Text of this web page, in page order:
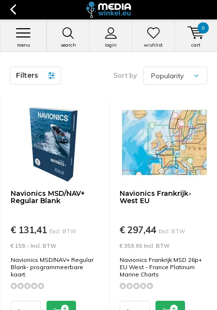
search login
menu wishlist cart
0
Filters Sort by:
Navionics MSD/NAV+
Regular Blank
€ 131,41 Excl. BTW
€ 159,- Incl. BTW
Navionics MSD/NAV+ Regular
Blank- programmeerbare
kaart.
Navionics Frankrijk-
West EU
€ 297,44 Excl. BTW
€ 359,90 Incl. BTW
Navionics Frankrijk MSD 26p+
EU West - France Platinum
Marine Charts